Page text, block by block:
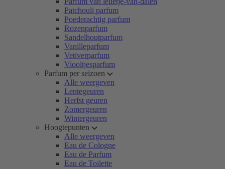
Patchouli parfum
Poederachtig parfum
Rozenparfum
Sandelhoutparfum
Vanilleparfum
Vetiverparfum
Viooltjesparfum
Parfum per seizoen
Alle weergeven
Lentegeuren
Herfst geuren
Zomergeuren
Wintergeuren
Hoogtepunten
Alle weergeven
Eau de Cologne
Eau de Parfum
Eau de Toilette